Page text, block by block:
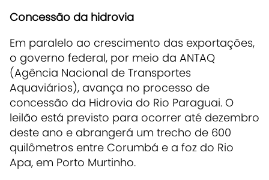
Concessão da hidrovia
Em paralelo ao crescimento das exportações,
o governo federal, por meio da ANTAQ
(Agência Nacional de Transportes
Aquaviários), avança no processo de
concessão da Hidrovia do Rio Paraguai. O
leilão está previsto para ocorrer até dezembro
deste ano e abrangerá um trecho de 600
quilômetros entre Corumbá e a foz do Rio
Apa, em Porto Murtinho.